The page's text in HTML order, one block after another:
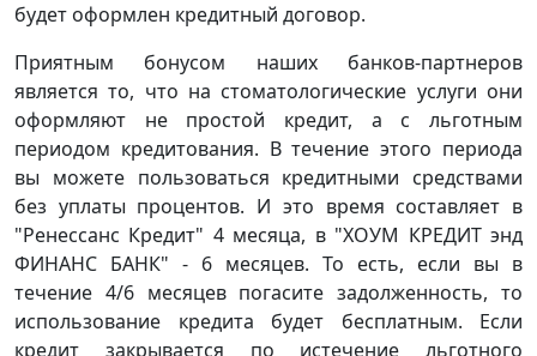
будет оформлен кредитный договор.
Приятным бонусом наших банков-партнеров
является то, что на стоматологические услуги они
оформляют не простой кредит, а с льготным
периодом кредитования. В течение этого периода
вы можете пользоваться кредитными средствами
без уплаты процентов. И это время составляет в
"Ренессанс Кредит" 4 месяца, в "ХОУМ КРЕДИТ энд
ФИНАНС БАНК" - 6 месяцев. То есть, если вы в
течение 4/6 месяцев погасите задолженность, то
использование кредита будет бесплатным. Если
кредит закрывается по истечение льготного